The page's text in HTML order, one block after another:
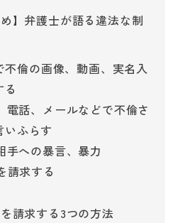
】弁護士が語る違法な制
不倫の画像、動画、実名入
話、メールなどで不倫さ
いふらす
手への暴言、暴力
請求する
請求する3つの方法